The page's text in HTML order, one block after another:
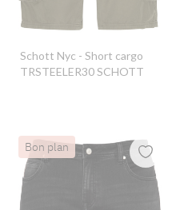
Schott Nyc - Short cargo
TRSTEELER30 SCHOTT
Bon plan